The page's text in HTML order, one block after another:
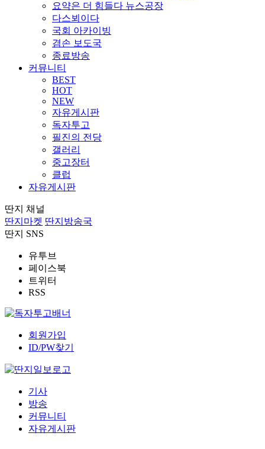
요약은 더 힘들다 뉴스공장
다스뵈이다
국회 아카이빙
겸손 보도국
종료방송
커뮤니티
BEST
HOT
NEW
자유게시판
독자투고
필진의 전당
갤러리
중고장터
클럽
자유게시판
딴지 채널
딴지마켓 딴지방송국
딴지 SNS
유투브
페이스북
트위터
RSS
회원가입
ID/PW찾기
기사
방송
커뮤니티
자유게시판